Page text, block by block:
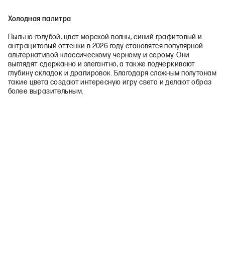
Холодная палитра
Пыльно-голубой, цвет морской волны, синий графитовый и
антрацитовый оттенки в 2026 году становятся популярной
альтернативой классическому черному и серому. Они
выглядят сдержанно и элегантно, а также подчеркивают
глубину складок и драпировок. Благодаря сложным полутонам
такие цвета создают интересную игру света и делают образ
более выразительным.